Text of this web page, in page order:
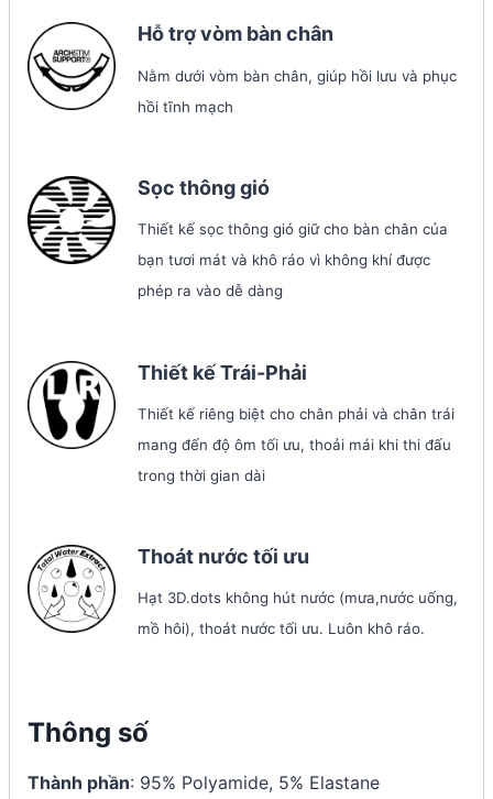
Hỗ trợ vòm bàn chân
Nằm dưới vòm bàn chân, giúp hồi lưu và phục
hồi tĩnh mạch
Sọc thông gió
Thiết kế sọc thông gió giữ cho bàn chân của
bạn tươi mát và khô ráo vì không khí được
phép ra vào dễ dàng
Thiết kế Trái-Phải
Thiết kế riêng biệt cho chân phải và chân trái
mang đến độ ôm tối ưu, thoải mái khi thi đấu
trong thời gian dài
Thoát nước tối ưu
Hạt 3D.dots không hút nước (mưa,nước uống,
mồ hôi), thoát nước tối ưu. Luôn khô ráo.
Thông số
Thành phần: 95% Polyamide, 5% Elastane